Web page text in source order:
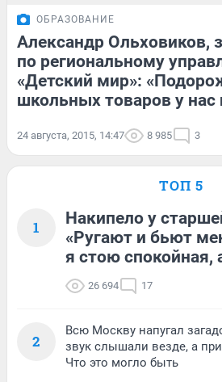
ОБРАЗОВАНИЕ
Александр Ольховиков,
по региональному
«Детский мир»:
школьных товаров у нас
24 августа, 2015, 14:47 8 985 3
ТОП 5
1
Накипело у
«Ругают и бьют
я стою спокойная,
26 694 17
2
Всю Москву напугал
звук слышали везде, а
Что это могло быть